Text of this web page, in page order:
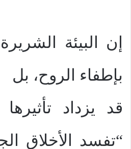
إن البيئة
بإطفاء الروح، بل
قد يزداد